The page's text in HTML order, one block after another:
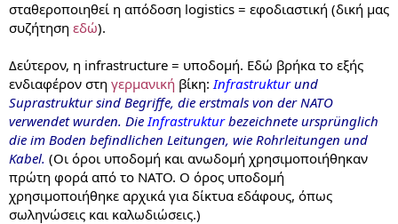
σταθεροποιηθεί η απόδοση logistics = εφοδιαστική (δική μας
συζήτηση εδώ).
Δεύτερον, η infrastructure = υποδομή. Εδώ βρήκα το εξής
ενδιαφέρον στη γερμανική βίκη: Infrastrukturund
Suprastruktur sind Begriffe, die erstmals von der NATO
verwendet wurden. Die Infrastrukturbezeichnete ursprünglich
die im Boden befindlichen Leitungen, wie Rohrleitungen und
Kabel. (Οι όροι υποδομή και ανωδομή χρησιμοποιήθηκαν
πρώτη φορά από το ΝΑΤΟ. Ο όρος υποδομή
χρησιμοποιήθηκε αρχικά για δίκτυα εδάφους, όπως
σωληνώσεις και καλωδιώσεις.)